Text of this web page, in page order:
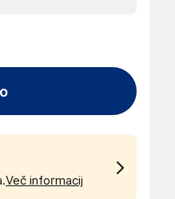
Več informacij